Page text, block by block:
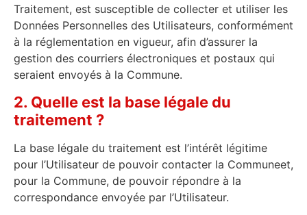
Traitement, est susceptible de collecter et utiliser les
Données Personnelles des Utilisateurs, conformément
à la réglementation en vigueur, afin d’assurer la
gestion des courriers électroniques et postaux qui
seraient envoyés à la Commune.
2. Quelle est la base légale du
traitement ?
La base légale du traitement est l’intérêt légitime
pour l’Utilisateur de pouvoir contacter la Communeet,
pour la Commune, de pouvoir répondre à la
correspondance envoyée par l’Utilisateur.